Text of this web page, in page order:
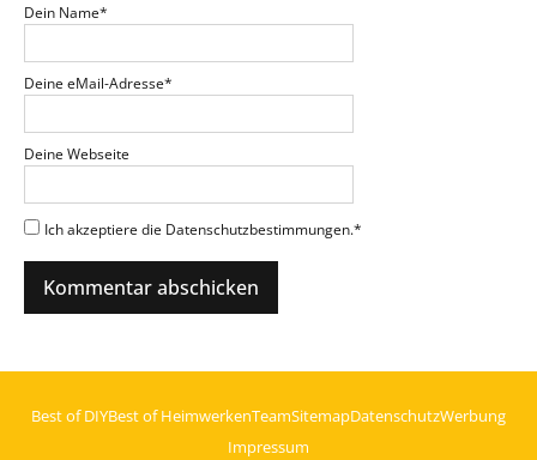
Dein Name*
Deine eMail-Adresse*
Deine Webseite
Ich akzeptiere die Datenschutzbestimmungen.*
Best of DIYBest of HeimwerkenTeamSitemapDatenschutzWerbung
Impressum